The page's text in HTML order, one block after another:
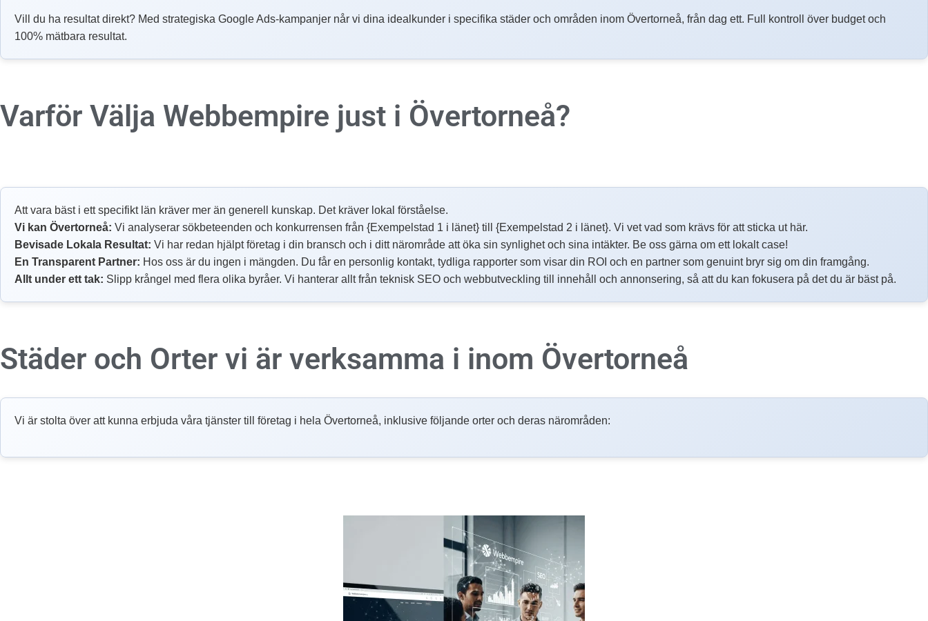
Vill du ha resultat direkt? Med strategiska Google Ads-kampanjer når vi dina idealkunder i specifika städer och områden inom Övertorneå, från dag ett. Full kontroll över budget och
100% mätbara resultat.
Varför Välja Webbempire just i Övertorneå?
Att vara bäst i ett specifikt län kräver mer än generell kunskap. Det kräver lokal förståelse.
Vi kan Övertorneå: Vi analyserar sökbeteenden och konkurrensen från {Exempelstad 1 i länet} till {Exempelstad 2 i länet}. Vi vet vad som krävs för att sticka ut här.
Bevisade Lokala Resultat: Vi har redan hjälpt företag i din bransch och i ditt närområde att öka sin synlighet och sina intäkter. Be oss gärna om ett lokalt case!
En Transparent Partner: Hos oss är du ingen i mängden. Du får en personlig kontakt, tydliga rapporter som visar din ROI och en partner som genuint bryr sig om din framgång.
Allt under ett tak: Slipp krångel med flera olika byråer. Vi hanterar allt från teknisk SEO och webbutveckling till innehåll och annonsering, så att du kan fokusera på det du är bäst på.
Städer och Orter vi är verksamma i inom Övertorneå
Vi är stolta över att kunna erbjuda våra tjänster till företag i hela Övertorneå, inklusive följande orter och deras närområden: